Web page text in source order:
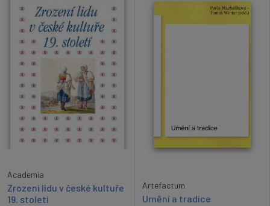
Academia
Zrození lidu v české kultuře
19. století
Artefactum
Umění a tradice